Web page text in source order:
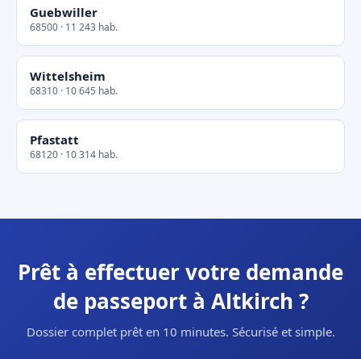
Guebwiller
68500 · 11 243 hab.
Wittelsheim
68310 · 10 645 hab.
Pfastatt
68120 · 10 314 hab.
Prêt à effectuer votre demande
de passeport à Altkirch ?
Dossier complet prêt en 10 minutes. Sécurisé et simple.